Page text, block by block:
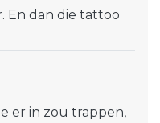
En dan die tattoo
er in zou trappen,